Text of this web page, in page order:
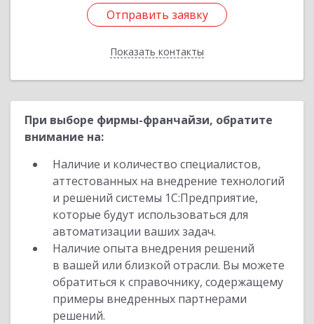
Отправить заявку
Показать контакты
Отправить заявку
Назад
При выборе фирмы-франчайзи, обратите
внимание на:
Наличие и количество специалистов,
аттестованных на внедрение технологий
и решений системы 1С:Предприятие,
которые будут использоваться для
автоматизации ваших задач.
Наличие опыта внедрения решений
в вашей или близкой отрасли. Вы можете
обратиться к справочнику, содержащему
примеры внедренных партнерами
решений.